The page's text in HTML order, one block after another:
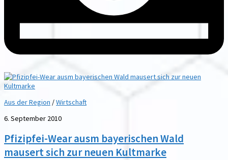
Aus der Region /Wirtschaft
6. September 2010
Pfizipfei-Wear ausm bayerischen Wald
mausert sich zur neuen Kultmarke